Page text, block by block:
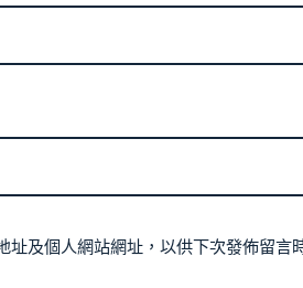
址及個人網站網址，以供下次發佈留言